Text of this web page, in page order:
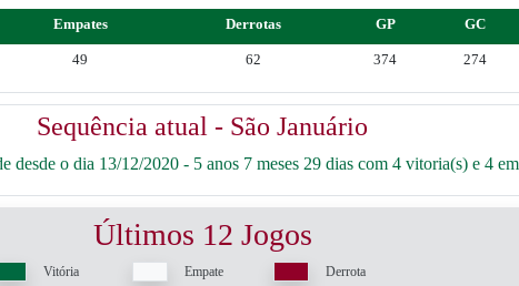
Empates Derrotas GP GC
49 62 374 274
Sequência atual - São Januário
desde o dia 13/12/2020 - 5 anos 7 meses 29 dias com 4 vitoria(s) e 4
Últimos 12 Jogos
Vitória Empate Derrota